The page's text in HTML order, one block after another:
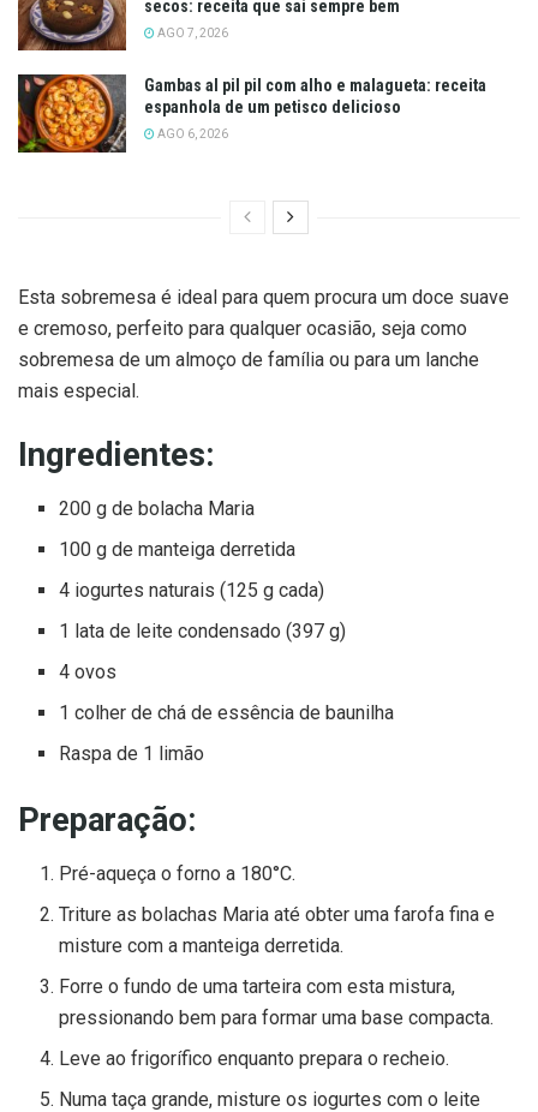
secos: receita que sai sempre bem
AGO 7, 2026
Gambas al pil pil com alho e malagueta: receita
espanhola de um petisco delicioso
AGO 6, 2026
Esta sobremesa é ideal para quem procura um doce suave
e cremoso, perfeito para qualquer ocasião, seja como
sobremesa de um almoço de família ou para um lanche
mais especial.
Ingredientes:
200 g de bolacha Maria
100 g de manteiga derretida
4 iogurtes naturais (125 g cada)
1 lata de leite condensado (397 g)
4 ovos
1 colher de chá de essência de baunilha
Raspa de 1 limão
Preparação:
Pré-aqueça o forno a 180°C.
Triture as bolachas Maria até obter uma farofa fina e
misture com a manteiga derretida.
Forre o fundo de uma tarteira com esta mistura,
pressionando bem para formar uma base compacta.
Leve ao frigorífico enquanto prepara o recheio.
Numa taça grande, misture os iogurtes com o leite